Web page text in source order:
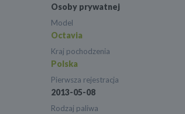
Osoby prywatnej
Model
Octavia
Kraj pochodzenia
Polska
Pierwsza rejestracja
2013-05-08
Rodzaj paliwa